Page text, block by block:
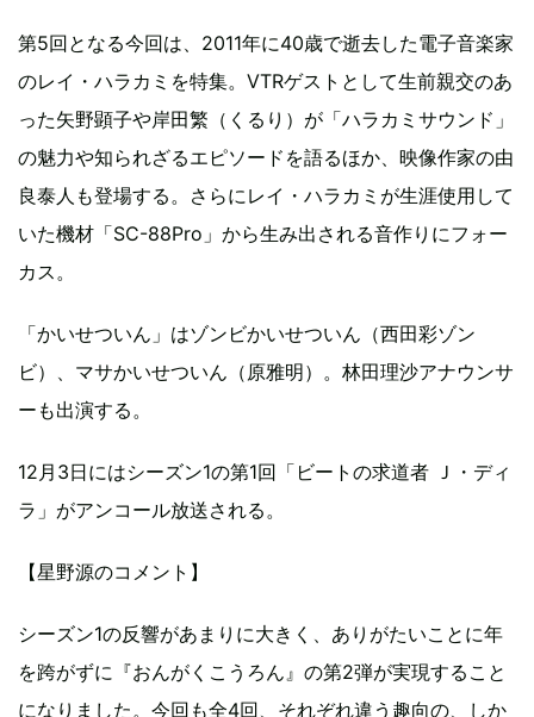
第5回となる今回は、2011年に40歳で逝去した電子音楽家
のレイ・ハラカミを特集。VTRゲストとして生前親交のあ
った矢野顕子や岸田繁（くるり）が「ハラカミサウンド」
の魅力や知られざるエピソードを語るほか、映像作家の由
良泰人も登場する。さらにレイ・ハラカミが生涯使用して
いた機材「SC-88Pro」から生み出される音作りにフォー
カス。
「かいせついん」はゾンビかいせついん（西田彩ゾン
ビ）、マサかいせついん（原雅明）。林田理沙アナウンサ
ーも出演する。
12月3日にはシーズン1の第1回「ビートの求道者 Ｊ・ディ
ラ」がアンコール放送される。
【星野源のコメント】
シーズン1の反響があまりに大きく、ありがたいことに年
を跨がずに『おんがくこうろん』の第2弾が実現すること
になりました。今回も全4回、それぞれ違う趣向の、しか